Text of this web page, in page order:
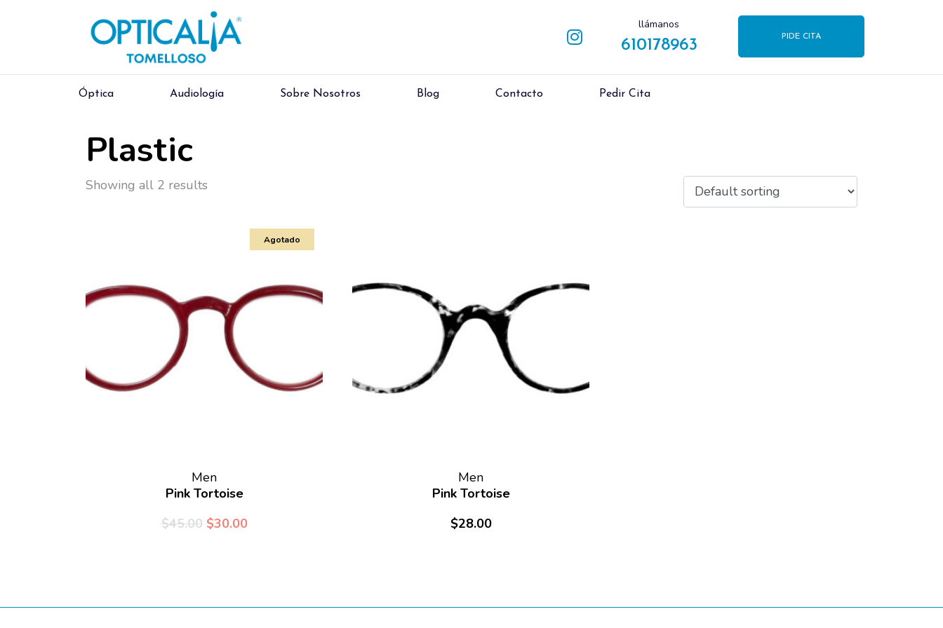
llámanos
610178963
PIDE CITA
Óptica Audiología Sobre Nosotros Blog Contacto Pedir Cita
Plastic
Showing all 2 results
Agotado
Men
Pink Tortoise
$45.00 $30.00
Men
Pink Tortoise
$28.00
¿Dónde necesitas la cita?